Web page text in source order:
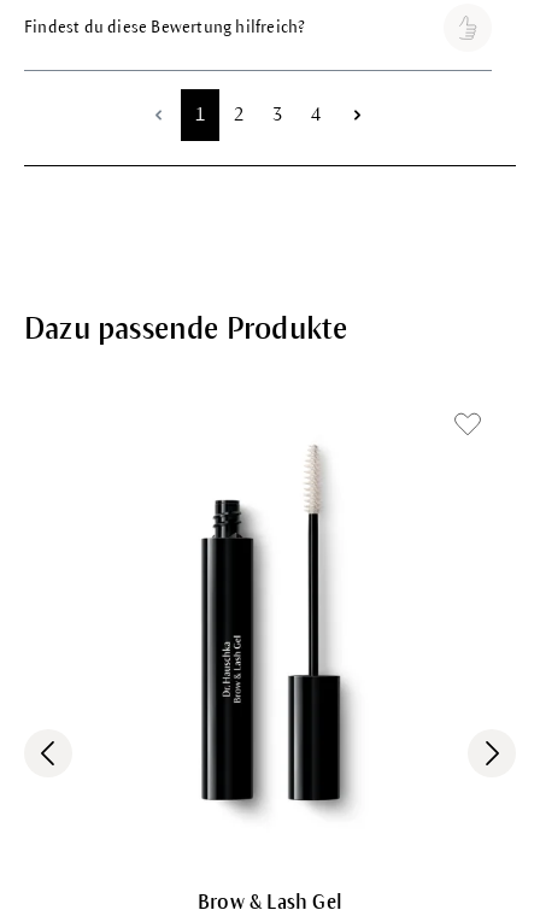
Findest du diese Bewertung hilfreich?
Seite
1 Seite
2 Seite
3 Seite
4
Dazu passende Produkte
Brow & Lash Gel